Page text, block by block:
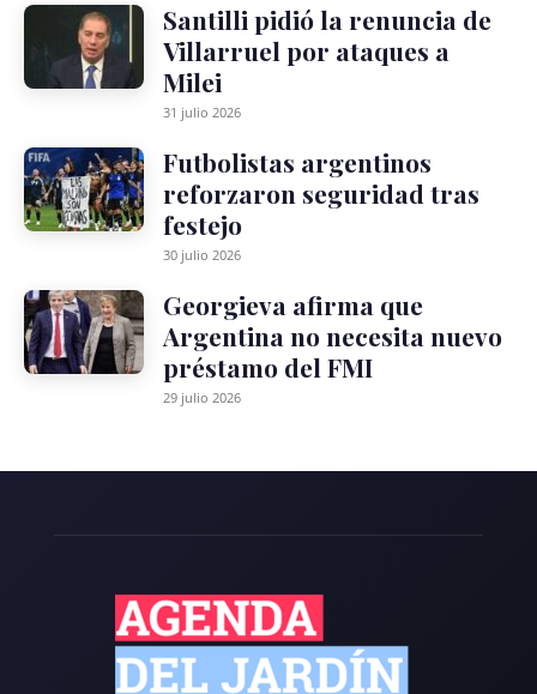
Santilli pidió la renuncia de
Villarruel por ataques a
Milei
31 julio 2026
Futbolistas argentinos
reforzaron seguridad tras
festejo
30 julio 2026
Georgieva afirma que
Argentina no necesita nuevo
préstamo del FMI
29 julio 2026